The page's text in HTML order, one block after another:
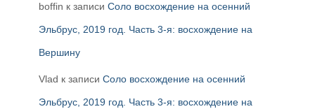
boffin к записи Соло восхождение на осенний
Эльбрус, 2019 год. Часть 3-я: восхождение на
Вершину
Vlad к записи Соло восхождение на осенний
Эльбрус, 2019 год. Часть 3-я: восхождение на